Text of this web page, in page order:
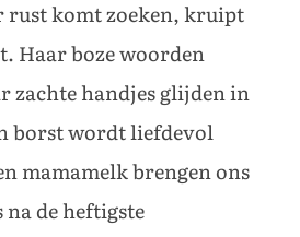
rust komt zoeken, kruipt
Haar boze woorden
zachte handjes glijden in
borst wordt liefdevol
mamamelk brengen ons
na de heftigste